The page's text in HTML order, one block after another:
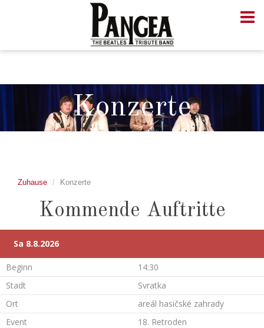
Konzerte
Zuhause Konzerte
Kommende Auftritte
Sa 8.8.2026
Beginn
14:30
Stadt
Svratka
Ort
areál hasičské zahrady
Event
18. Retroden